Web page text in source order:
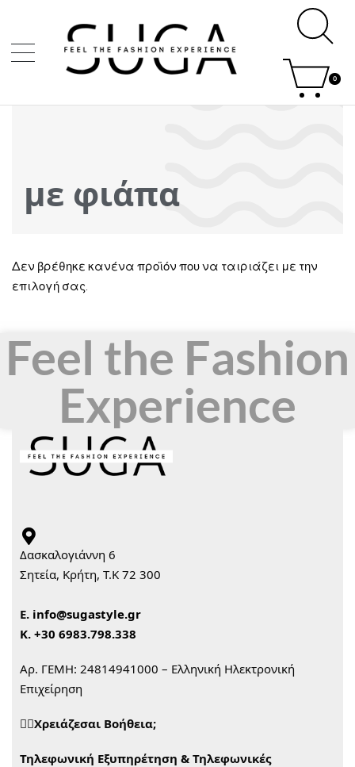
0
με φιάπα
Δεν βρέθηκε κανένα προϊόν που να ταιριάζει με την
επιλογή σας.
Feel the Fashion
Experience
Δασκαλογιάννη 6
Σητεία, Κρήτη, Τ.Κ 72 300
Ε. info@sugastyle.gr
Κ. +30 6983.798.338
Αρ. ΓΕΜΗ: 24814941000 – Ελληνική Ηλεκτρονική
Επιχείρηση
🙋‍♀️Χρειάζεσαι Βοήθεια;
Τηλεφωνική Εξυπηρέτηση & Τηλεφωνικές